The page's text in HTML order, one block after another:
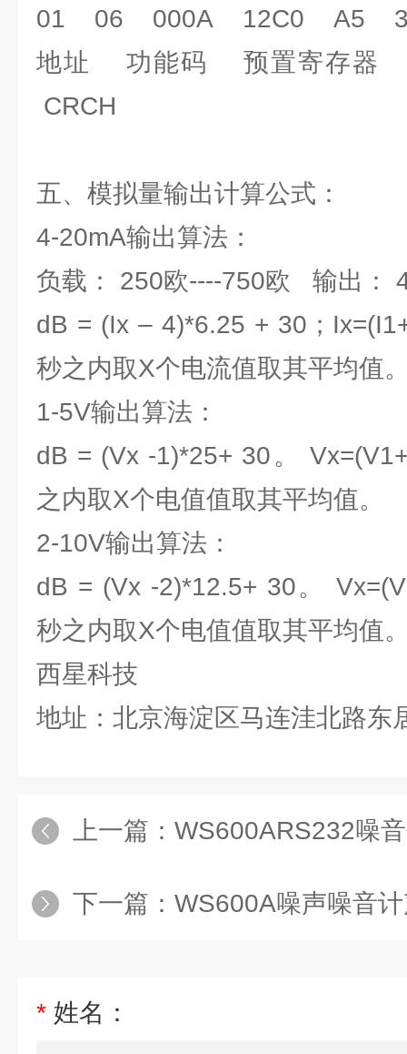
01 06 000A 12C0 A5
地址 功能码 预置寄存
CRCH
五、模拟量输出计算公式：
4-20mA输出算法：
负载： 250欧----750欧 输出：
dB = (Ix – 4)*6.25 + 30；
秒之内取X个电流值取其平均值
1-5V输出算法：
dB = (Vx -1)*25+ 30。
之内取X个电值值取其平均值。
2-10V输出算法：
dB = (Vx -2)*12.5+ 30。
秒之内取X个电值值取其平均值
西星科技
地址：北京海淀区马连洼北路东
上一篇： WS600ARS232噪音
下一篇： WS600A噪声噪音计声级
* 姓名：